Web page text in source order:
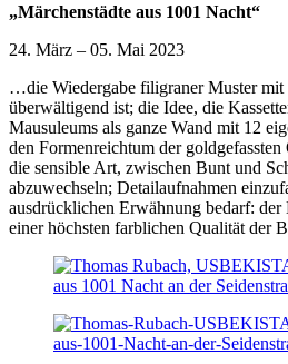
„Märchenstädte aus 1001 Nacht“
24. März – 05. Mai 2023
…die Wiedergabe filigraner Muster mit
überwältigend ist; die Idee, die
Mausuleums als ganze Wand mit 12
den Formenreichtum der
die sensible Art, zwischen Bunt und
abzuwechseln; Detailaufnahmen
ausdrücklichen Erwähnung bedarf:
einer höchsten farblichen Qualität der